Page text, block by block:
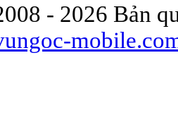
- 2026 Bản